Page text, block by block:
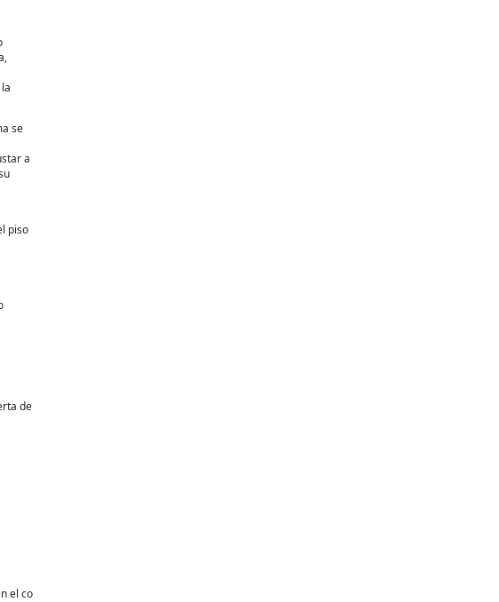
se
a
piso
de
el co